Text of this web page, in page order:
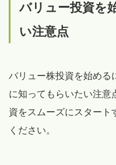
バリュー投資を
い注意点
バリュー株投資を始める
に知ってもらいたい注意
資をスムーズにスタート
ください。